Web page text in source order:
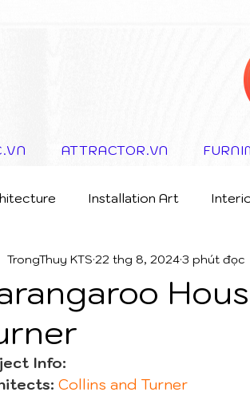
ATTRACTOR.VN
Installation Art
Concept
TrongThuy KTS 22 thg 8, 20243 phút đọc
Info:
Collins and Turner